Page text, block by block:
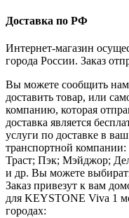
Доставка по РФ
Интернет-магазин
города России. Заказ
Вы можете сообщить нам
доставить товар, или
компанию, которая
доставка является
услуги по доставке в
транспортной
Траст; Пэк; Мэйджор;
и др. Вы можете
Заказ привезут к вам
для KEYSTONE Viva 1
городах: